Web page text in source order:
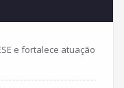
e fortalece atuação